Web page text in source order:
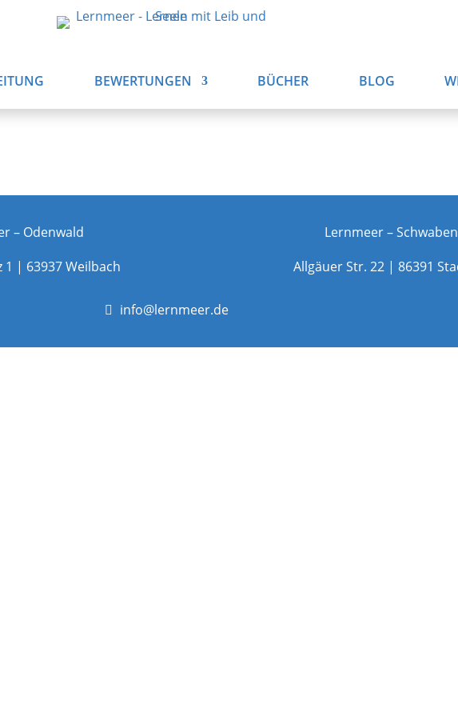
BEWERTUNGEN BÜCHER BLOG
– Odenwald
1 | 63937 Weilbach
Lernmeer – Schwaben
Allgäuer Str. 22 | 86391
info@lernmeer.de